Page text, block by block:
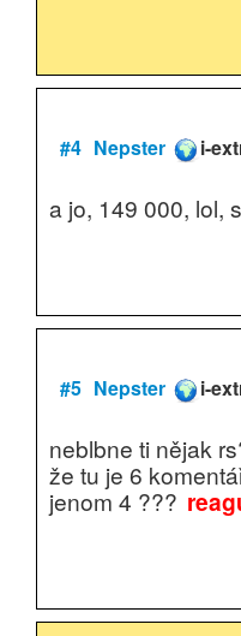
#4 Nepster i-
a jo, 149 000, lol,
#5 Nepster i-
neblbne ti nějak
že tu je 6
jenom 4 ???